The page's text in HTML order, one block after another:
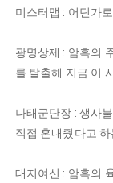
미스터맵 : 어딘가
광명상제 : 암흑의
를 탈출해 지금 이
나태군단장 : 생사
직접 혼내줬다고
대지여신 : 암흑의